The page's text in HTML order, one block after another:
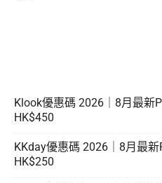
Klook優惠碼 2026｜8月最新
HK$450
KKday優惠碼 2026｜8月最
HK$250